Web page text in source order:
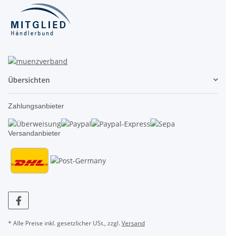
Übersichten
Zahlungsanbieter
Versandanbieter
* Alle Preise inkl. gesetzlicher USt., zzgl.Versand